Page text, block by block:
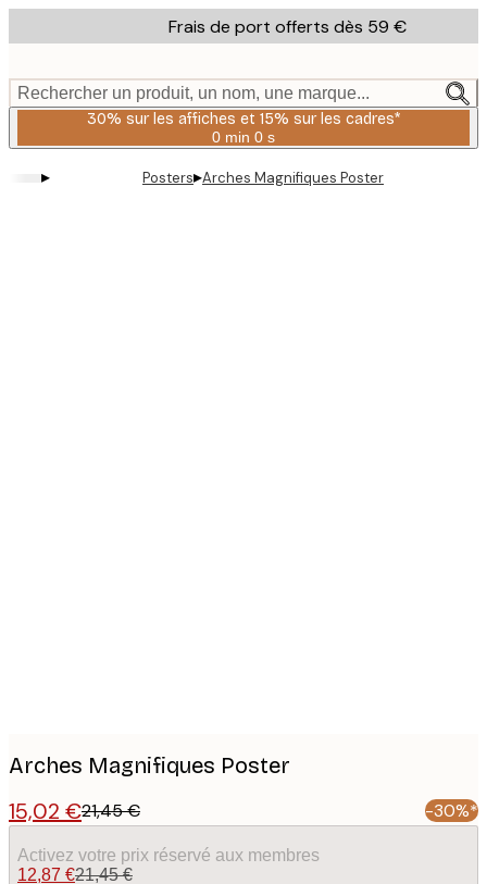
to
content.
Frais de port offerts dès 59 €
Rechercher un produit, un nom, une marque...
30% sur les affiches et 15% sur les cadres*
0 min 0 s
Valable
:
▸ Posters▸Arches Magnifiques Poster
Arches Magnifiques Poster
15,02 €21,45 € -30%*
Activez votre prix réservé aux membres
12,87 €21,45 €